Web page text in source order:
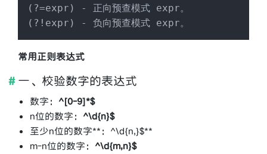
(?=expr) - 正向预查模式 expr。
常用正则表达式
一、校验数字的表达式
数字： ^[0-9]*$
n位的数字： ^\d{n}$
至少n位的数字**：^\d{n,}$**
m-n位的数字： ^\d{m,n}$